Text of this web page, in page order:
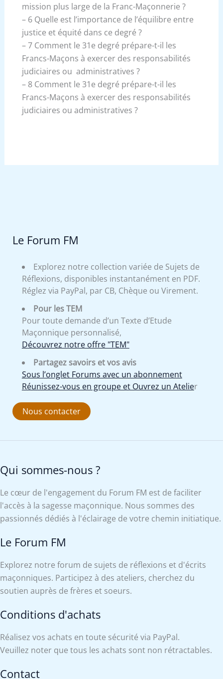
mission plus large de la Franc-Maçonnerie ?
– 6 Quelle est l’importance de l’équilibre entre
justice et équité dans ce degré ?
– 7 Comment le 31e degré prépare-t-il les
Francs-Maçons à exercer des responsabilités
judiciaires ou administratives ?
– 8 Comment le 31e degré prépare-t-il les
Francs-Maçons à exercer des responsabilités
judiciaires ou administratives ?
Le Forum FM
Explorez notre collection variée de Sujets de
Réflexions, disponibles instantanément en PDF.
Réglez via PayPal, par CB, Chèque ou Virement.
Pour les TEM
Pour toute demande d’un Texte d’Etude
Maçonnique personnalisé,
Découvrez notre offre "TEM"
Partagez savoirs et vos avis
Sous l’onglet Forums avec un abonnement
Réunissez-vous en groupe et Ouvrez un Atelier
Nous contacter
Qui sommes-nous ?
Le cœur de l'engagement du Forum FM est de faciliter
l'accès à la sagesse maçonnique. Nous sommes des
passionnés dédiés à l'éclairage de votre chemin initiatique.
Le Forum FM
Explorez notre forum de sujets de réflexions et d'écrits
maçonniques. Participez à des ateliers, cherchez du
soutien auprès de frères et soeurs.
Conditions d'achats
Réalisez vos achats en toute sécurité via PayPal.
Veuillez noter que tous les achats sont non rétractables.
Contact